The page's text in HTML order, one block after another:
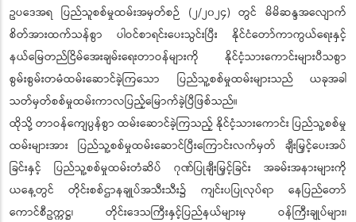
ဥပဒေအရ ပြည်သူစစ်မှုထမ်းအမှတ်စဉ် (၂/၂၀၂၄) တွင် မိမိဆန္ဒအလျောက်
စိတ်အားထက်သန်စွာ ပါဝင်စာရင်းပေးသွင်းပြီး နိုင်ငံတော်ကာကွယ်ရေးနှင့်
နယ်မြေတည်ငြိမ်အေးချမ်းရေးတာဝန်များကို နိုင်ငံ့သားကောင်းများပီသစွာ
စွမ်းစွမ်းတမံထမ်းဆောင်ခဲ့ကြသော ပြည်သူ့စစ်မှုထမ်းများသည် ယခုအခါ
သတ်မှတ်စစ်မှုထမ်းကာလပြည့်မြောက်ခဲ့ပြီဖြစ်သည်။
ထိုသို့ တာဝန်ကျေပွန်စွာ ထမ်းဆောင်ခဲ့ကြသည့် နိုင်ငံ့သားကောင်း ပြည်သူ့စစ်မှု
ထမ်းများအား ပြည်သူ့စစ်မှုထမ်းဆောင်ပြီးကြောင်းလက်မှတ် ချီးမြှင့်ပေးအပ်
ခြင်းနှင့် ပြည်သူ့စစ်မှုထမ်းတံဆိပ် ဂုဏ်ပြုချီးမြှင့်ခြင်း အခမ်းအနားများကို
ယနေ့တွင် တိုင်းစစ်ဌာနချုပ်အသီးသီး၌ ကျင်းပပြုလုပ်ရာ နေပြည်တော်
ကောင်စီဥက္ကဋ္ဌ၊ တိုင်းဒေသကြီးနှင့်ပြည်နယ်များမှ ဝန်ကြီးချုပ်များ၊